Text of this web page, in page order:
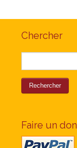
Chercher
Faire un don